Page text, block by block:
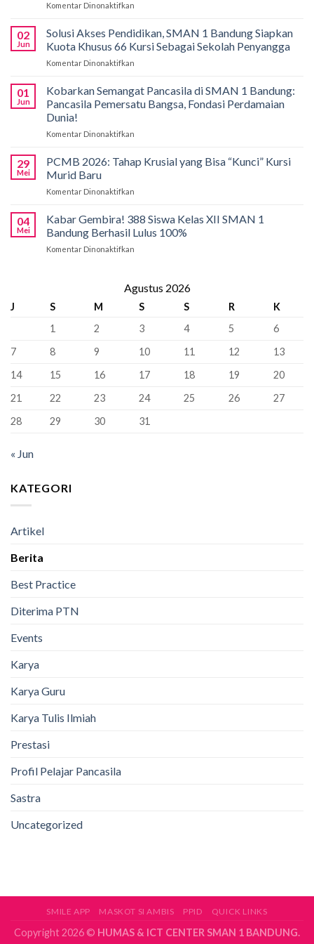
Komentar Dinonaktifkan
di
Bali!
Siswa
Bandung
Borong
Biology
02
Jun
Solusi Akses Pendidikan, SMAN 1 Bandung Siapkan
Kuota Khusus 66 Kursi Sebagai Sekolah Penyangga
Komentar Dinonaktifkan
Akses
Pendidikan,
SMAN
Kuota
Khusus
Sekolah
Penyangga
01
Jun
Kobarkan Semangat Pancasila di SMAN 1 Bandung:
Pancasila Pemersatu Bangsa, Fondasi Perdamaian
Dunia!
Komentar Dinonaktifkan
Semangat
Pancasila
Bandung:
Pancasila
Dunia!
29
Mei
PCMB 2026: Tahap Krusial yang Bisa “Kunci” Kursi
Murid Baru
Komentar Dinonaktifkan
2026:
Tahap
Krusial
Kursi
Baru
04
Mei
Kabar Gembira! 388 Siswa Kelas XII SMAN 1
Bandung Berhasil Lulus 100%
Komentar Dinonaktifkan
388
Siswa
Kelas
SMAN
Bandung
Lulus
100%
Agustus 2026
J S M S S R
K
1
2 3 4 5
6
7
8 9 10 11 12
13
14
15 16 17 18 19
20
21
22 23 24 25 26
27
28
29 30 31
« Jun
KATEGORI
Artikel
Berita
Best Practice
Diterima PTN
Events
Karya
Karya Guru
Karya Tulis Ilmiah
Prestasi
Profil Pelajar Pancasila
Sastra
Uncategorized
SMILE APP MASKOT SI AMBIS PPID QUICK LINKS
Copyright 2026 © HUMAS & ICT CENTER SMAN 1 BANDUNG.